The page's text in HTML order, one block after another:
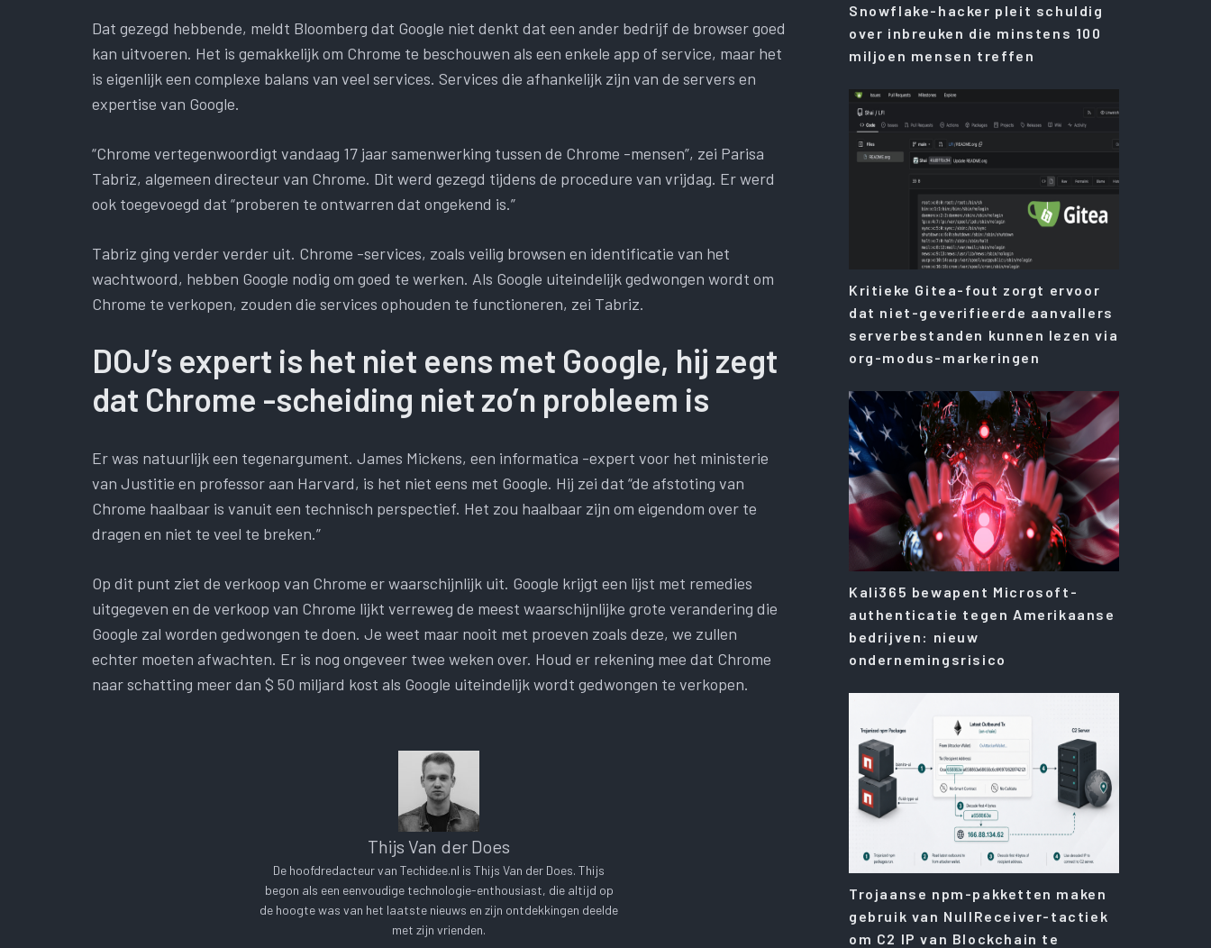
Dat gezegd hebbende, meldt Bloomberg dat Google niet denkt dat een ander bedrijf de browser goed
kan uitvoeren. Het is gemakkelijk om Chrome te beschouwen als een enkele app of service, maar het
is eigenlijk een complexe balans van veel services. Services die afhankelijk zijn van de servers en
expertise van Google.
“Chrome vertegenwoordigt vandaag 17 jaar samenwerking tussen de Chrome -mensen”, zei Parisa
Tabriz, algemeen directeur van Chrome. Dit werd gezegd tijdens de procedure van vrijdag. Er werd
ook toegevoegd dat “proberen te ontwarren dat ongekend is.”
Tabriz ging verder verder uit. Chrome -services, zoals veilig browsen en identificatie van het
wachtwoord, hebben Google nodig om goed te werken. Als Google uiteindelijk gedwongen wordt om
Chrome te verkopen, zouden die services ophouden te functioneren, zei Tabriz.
DOJ’s expert is het niet eens met Google, hij zegt
dat Chrome -scheiding niet zo’n probleem is
Er was natuurlijk een tegenargument. James Mickens, een informatica -expert voor het ministerie
van Justitie en professor aan Harvard, is het niet eens met Google. Hij zei dat “de afstoting van
Chrome haalbaar is vanuit een technisch perspectief. Het zou haalbaar zijn om eigendom over te
dragen en niet te veel te breken.”
Op dit punt ziet de verkoop van Chrome er waarschijnlijk uit. Google krijgt een lijst met remedies
uitgegeven en de verkoop van Chrome lijkt verreweg de meest waarschijnlijke grote verandering die
Google zal worden gedwongen te doen. Je weet maar nooit met proeven zoals deze, we zullen
echter moeten afwachten. Er is nog ongeveer twee weken over. Houd er rekening mee dat Chrome
naar schatting meer dan $ 50 miljard kost als Google uiteindelijk wordt gedwongen te verkopen.
Thijs Van der Does
De hoofdredacteur van Techidee.nl is Thijs Van der Does. Thijs
begon als een eenvoudige technologie-enthousiast, die altijd op
de hoogte was van het laatste nieuws en zijn ontdekkingen deelde
met zijn vrienden.
Snowflake-hacker pleit schuldig
over inbreuken die minstens 100
miljoen mensen treffen
Kritieke Gitea-fout zorgt ervoor
dat niet-geverifieerde aanvallers
serverbestanden kunnen lezen via
org-modus-markeringen
Kali365 bewapent Microsoft-
authenticatie tegen Amerikaanse
bedrijven: nieuw
ondernemingsrisico
Trojaanse npm-pakketten maken
gebruik van NullReceiver-tactiek
om C2 IP van Blockchain te